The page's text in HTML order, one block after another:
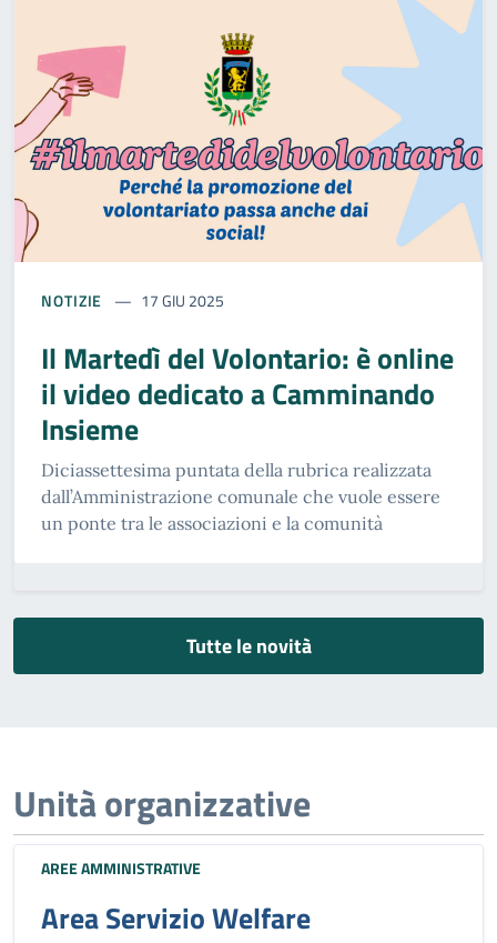
NOTIZIE 17 GIU 2025
Il Martedì del Volontario: è online
il video dedicato a Camminando
Insieme
Diciassettesima puntata della rubrica realizzata
dall’Amministrazione comunale che vuole essere
un ponte tra le associazioni e la comunità
Tutte le novità
Unità organizzative
AREE AMMINISTRATIVE
Area Servizio Welfare